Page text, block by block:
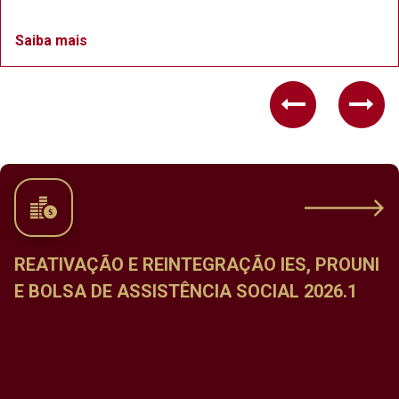
Previous
CALENDÁRIO DE
DISCIPLINAS DO
IES, PROUNI
SOCIAL 2026.1